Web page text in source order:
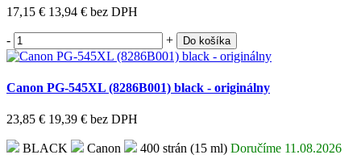
17,15 € 13,94 € bez DPH
- + Do košíka
Canon PG-545XL (8286B001) black - originálny
23,85 € 19,39 € bez DPH
BLACK Canon 400 strán (15 ml) Doručíme 11.08.2026